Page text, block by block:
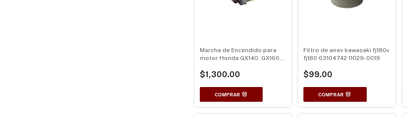
Marcha de Encendido para
motor Honda GX140, GX160,
$1,300.00
Filtro de airev kawasaki fj180v
fj180 63104742 11029-0019
$99.00